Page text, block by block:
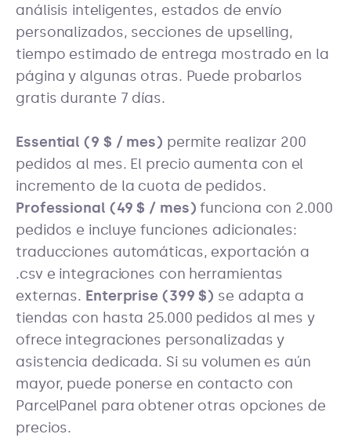
análisis inteligentes, estados de envío
personalizados, secciones de upselling,
tiempo estimado de entrega mostrado en la
página y algunas otras. Puede probarlos
gratis durante 7 días.
Essential (9 $ / mes) permite realizar 200
pedidos al mes. El precio aumenta con el
incremento de la cuota de pedidos.
Professional (49 $ / mes)funciona con 2.000
pedidos e incluye funciones adicionales:
traducciones automáticas, exportación a
.csv e integraciones con herramientas
externas. Enterprise (399 $) se adapta a
tiendas con hasta 25.000 pedidos al mes y
ofrece integraciones personalizadas y
asistencia dedicada. Si su volumen es aún
mayor, puede ponerse en contacto con
ParcelPanel para obtener otras opciones de
precios.